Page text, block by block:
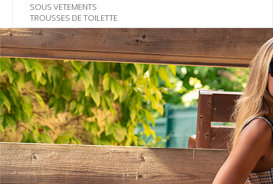
SOUS VETEMENTS
TROUSSES DE TOILETTE